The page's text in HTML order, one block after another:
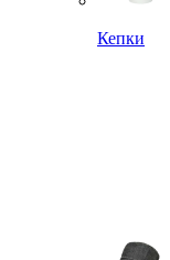
Кепки